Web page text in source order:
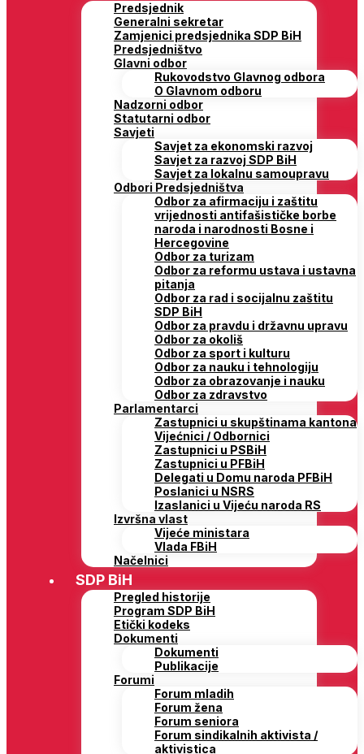
Predsjednik
Generalni sekretar
Zamjenici predsjednika SDP BiH
Predsjedništvo
Glavni odbor
Rukovodstvo Glavnog odbora
O Glavnom odboru
Nadzorni odbor
Statutarni odbor
Savjeti
Savjet za ekonomski razvoj
Savjet za razvoj SDP BiH
Savjet za lokalnu samoupravu
Odbori Predsjedništva
Odbor za afirmaciju i zaštitu
vrijednosti antifašističke borbe
naroda i narodnosti Bosne i
Hercegovine
Odbor za turizam
Odbor za reformu ustava i ustavna
pitanja
Odbor za rad i socijalnu zaštitu
SDP BiH
Odbor za pravdu i državnu upravu
Odbor za okoliš
Odbor za sport i kulturu
Odbor za nauku i tehnologiju
Odbor za obrazovanje i nauku
Odbor za zdravstvo
Parlamentarci
Zastupnici u skupštinama kantona
Vijećnici / Odbornici
Zastupnici u PSBiH
Zastupnici u PFBiH
Delegati u Domu naroda PFBiH
Poslanici u NSRS
Izaslanici u Vijeću naroda RS
Izvršna vlast
Vijeće ministara
Vlada FBiH
Načelnici
SDP BiH
Pregled historije
Program SDP BiH
Etički kodeks
Dokumenti
Dokumenti
Publikacije
Forumi
Forum mladih
Forum žena
Forum seniora
Forum sindikalnih aktivista /
aktivistica